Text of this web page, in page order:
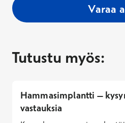
Varaa
Tutustu myös:
Hammasimplantti –
vastauksia